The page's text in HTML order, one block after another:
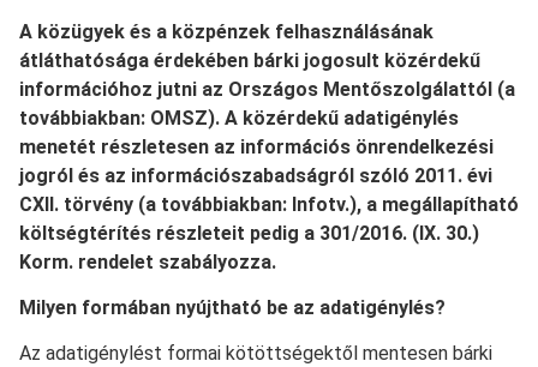
A közügyek és a közpénzek felhasználásának
átláthatósága érdekében bárki jogosult közérdekű
információhoz jutni az Országos Mentőszolgálattól (a
továbbiakban: OMSZ). A közérdekű adatigénylés
menetét részletesen az információs önrendelkezési
jogról és az információszabadságról szóló 2011. évi
CXII. törvény (a továbbiakban: Infotv.), a megállapítható
költségtérítés részleteit pedig a 301/2016. (IX. 30.)
Korm. rendelet szabályozza.
Milyen formában nyújtható be az adatigénylés?
Az adatigénylést formai kötöttségektől mentesen bárki